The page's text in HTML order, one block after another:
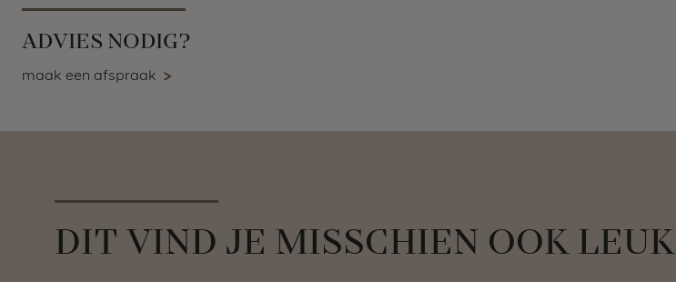
ADVIES NODIG?
maak een afspraak
DIT VIND JE MISSCHIEN OOK LEUK